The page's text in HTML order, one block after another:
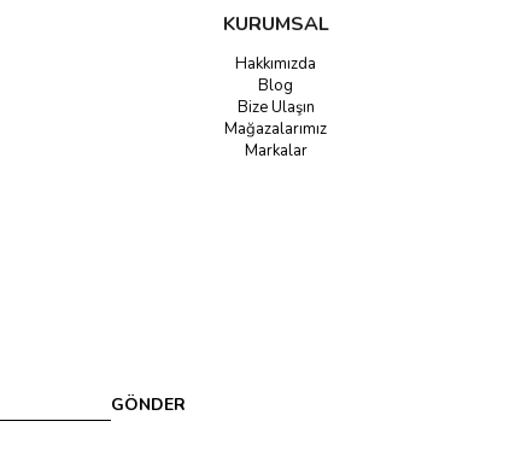
KURUMSAL
Hakkımızda
Blog
Bize Ulaşın
Mağazalarımız
Markalar
GÖNDER